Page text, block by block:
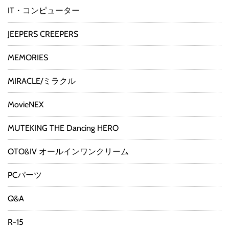
IT・コンピューター
JEEPERS CREEPERS
MEMORIES
MIRACLE/ミラクル
MovieNEX
MUTEKING THE Dancing HERO
OTO&IV オールインワンクリーム
PCパーツ
Q&A
R-15